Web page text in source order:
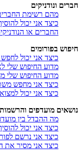
חברים ונודניקים
מהם רשימת החברים
כיצד אני יכול
החברים או
חיפוש בפורומים
כיצד אני יכול
מדוע החיפוש שלי
מדוע החיפוש שלי
כיצד אני מחפש
כיצד אני יכול
נושאים מועדפים
מה ההבדל בין
כיצד אני יכול
כיצד אני נרשם
כיצד אני מסיר את